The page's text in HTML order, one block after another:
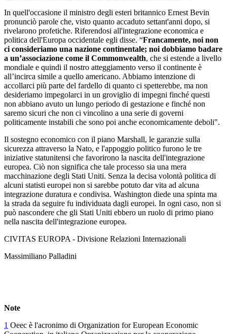
In quell'occasione il ministro degli esteri britannico Ernest Bevin
pronunciò parole che, visto quanto accaduto settant'anni dopo, si
rivelarono profetiche. Riferendosi all'integrazione economica e
politica dell'Europa occidentale egli disse. “Francamente, noi non
ci consideriamo una nazione continentale; noi dobbiamo badare
a un’associazione come il Commonwealth, che si estende a livello
mondiale e quindi il nostro atteggiamento verso il continente è
all’incirca simile a quello americano. Abbiamo intenzione di
accollarci più parte del fardello di quanto ci spetterebbe, ma non
desideriamo impegolarci in un groviglio di impegni finché questi
non abbiano avuto un lungo periodo di gestazione e finché non
saremo sicuri che non ci vincolino a una serie di governi
politicamente instabili che sono poi anche economicamente deboli".
Il sostegno economico con il piano Marshall, le garanzie sulla
sicurezza attraverso la Nato, e l'appoggio politico furono le tre
iniziative statunitensi che favorirono la nascita dell'integrazione
europea. Ciò non significa che tale processo sia una mera
macchinazione degli Stati Uniti. Senza la decisa volontà politica di
alcuni statisti europei non si sarebbe potuto dar vita ad alcuna
integrazione duratura e condivisa. Washington diede una spinta ma
la strada da seguire fu individuata dagli europei. In ogni caso, non si
può nascondere che gli Stati Uniti ebbero un ruolo di primo piano
nella nascita dell'integrazione europea.
CIVITAS EUROPA - Divisione Relazioni Internazionali
Massimiliano Palladini
Note
1 Oeec è l'acronimo di Organization for European Economic